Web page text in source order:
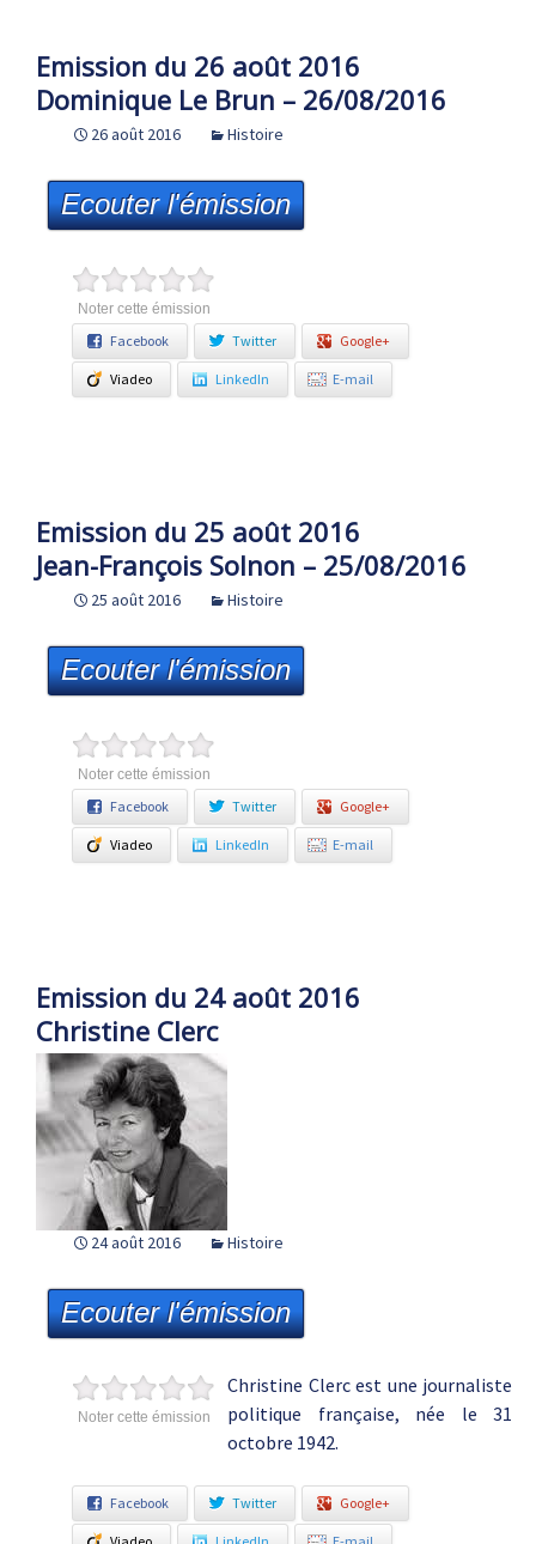
Emission du 26 août 2016
Dominique Le Brun – 26/08/2016
26 août 2016 Histoire
Ecouter l'émission
Noter cette émission
Facebook Twitter Google+
Viadeo LinkedIn E-mail
Emission du 25 août 2016
Jean-François Solnon – 25/08/2016
25 août 2016 Histoire
Ecouter l'émission
Noter cette émission
Facebook Twitter Google+
Viadeo LinkedIn E-mail
Emission du 24 août 2016
Christine Clerc
24 août 2016 Histoire
Ecouter l'émission
Noter cette émission
Christine Clerc est une journaliste
politique française, née le 31
octobre 1942.
Facebook Twitter Google+